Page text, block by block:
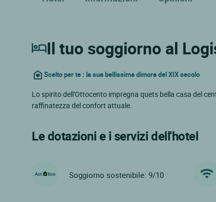
Il tuo soggiorno al
Scelto per te : la sua bellissima dimora del XIX secolo
Lo spirito dell'Ottocento impregna quets bella casa del
raffinatezza del confort attuale.
Le dotazioni e i servizi dell'hotel
Soggiorno sostenibile: 9/10